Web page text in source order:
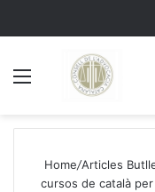
Home/Articles
cursos de català